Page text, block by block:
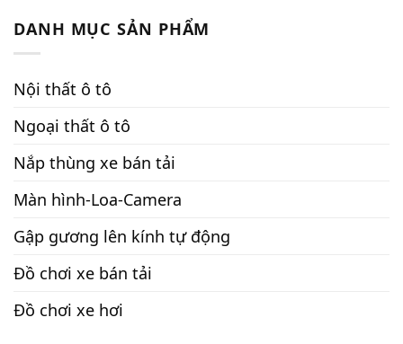
DANH MỤC SẢN PHẨM
Nội thất ô tô
Ngoại thất ô tô
Nắp thùng xe bán tải
Màn hình-Loa-Camera
Gập gương lên kính tự động
Đồ chơi xe bán tải
Đồ chơi xe hơi